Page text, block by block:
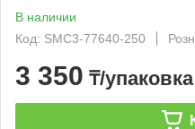
В наличии
Код: SMC3-77640-250
3 350 ₸/упаковка